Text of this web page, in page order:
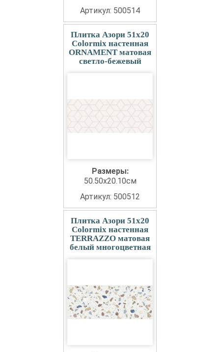
Артикул: 500514
Плитка Азори 51x20
Colormix настенная
ORNAMENT матовая
светло-бежевый
Размеры:
50.50x20.10см
Артикул: 500512
Плитка Азори 51x20
Colormix настенная
TERRAZZO матовая
белый многоцветная